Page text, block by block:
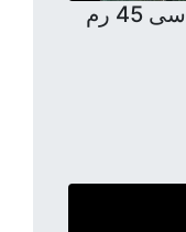
جار کندو چیده 700 سی سی 45 رم